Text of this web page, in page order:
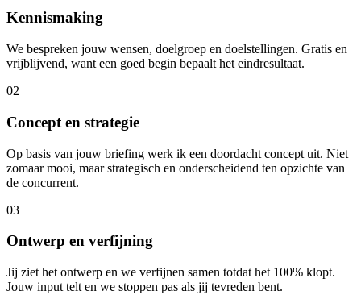
Kennismaking
We bespreken jouw wensen, doelgroep en doelstellingen. Gratis en
vrijblijvend, want een goed begin bepaalt het eindresultaat.
02
Concept en strategie
Op basis van jouw briefing werk ik een doordacht concept uit. Niet
zomaar mooi, maar strategisch en onderscheidend ten opzichte van
de concurrent.
03
Ontwerp en verfijning
Jij ziet het ontwerp en we verfijnen samen totdat het 100% klopt.
Jouw input telt en we stoppen pas als jij tevreden bent.